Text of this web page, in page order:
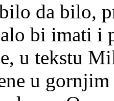
bilo,
bi imati i
u tekstu
u